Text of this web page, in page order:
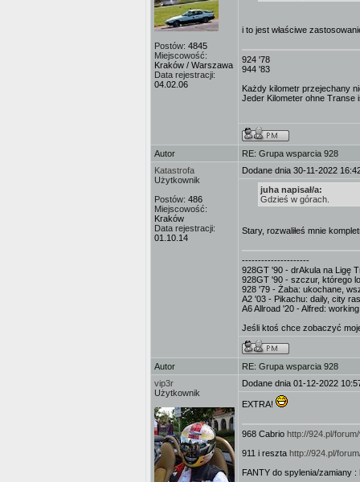
Postów: 4845
Miejscowość:
Kraków / Warszawa
Data rejestracji:
04.02.06
i to jest właściwe
924 '78
944 '83
Każdy kilometr przejechany
Jeder Kilometer ohne Transe
Autor
RE: Grupa wsparcia 928
Katastrofa
Użytkownik
Postów: 486
Miejscowość:
Kraków
Data rejestracji:
01.10.14
Dodane dnia 30-11-2022
juha napisał/a:
Gdzieś w górach.
Stary, rozwaliłeś mnie
---------------------
928GT '90 - drAkula na Ligę
928GT '90 - szczur, którego
928 '79 - Żaba: ukochane,
A2 '03 - Pikachu: daily, city
A6 Allroad '20 - Alfred:
Jeśli ktoś chce zobaczyć
Autor
RE: Grupa wsparcia 928
vip3r
Użytkownik
Dodane dnia 01-12-2022
EXTRA!
968 Cabrio http://924.pl/
911 i reszta http://924.pl/
FANTY do spylenia/zamiany :